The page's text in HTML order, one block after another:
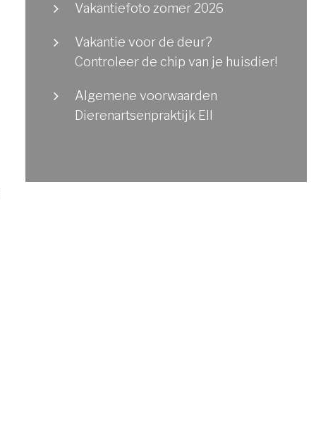
Vakantiefoto zomer 2026
Vakantie voor de deur?
Controleer de chip van je huisdier!
Algemene voorwaarden
Dierenartsenpraktijk Ell